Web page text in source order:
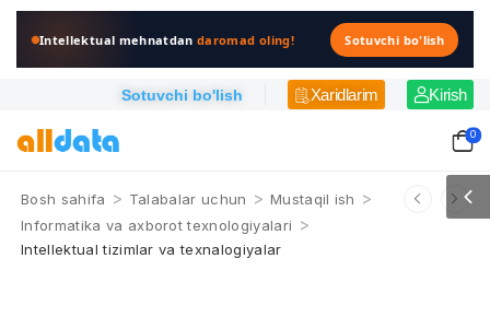
Intellektual mehnatdandaromad oling! Sotuvchi bo'lish
Sotuvchi bo'lish Xaridlarim Kirish
0
Bosh sahifa > Talabalar uchun > Mustaqil ish >
Informatika va axborot texnologiyalari >
Intellektual tizimlar va texnalogiyalar